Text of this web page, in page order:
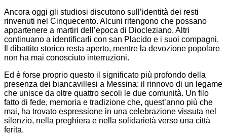
Ancora oggi gli studiosi discutono sull’identità dei resti
rinvenuti nel Cinquecento. Alcuni ritengono che possano
appartenere a martiri dell’epoca di Diocleziano. Altri
continuano a identificarli con san Placido e i suoi compagni.
Il dibattito storico resta aperto, mentre la devozione popolare
non ha mai conosciuto interruzioni.
Ed è forse proprio questo il significato più profondo della
presenza dei biancavillesi a Messina: il rinnovo di un legame
che unisce da oltre quattro secoli le due comunità. Un filo
fatto di fede, memoria e tradizione che, quest’anno più che
mai, ha trovato espressione in una celebrazione vissuta nel
silenzio, nella preghiera e nella solidarietà verso una città
ferita.